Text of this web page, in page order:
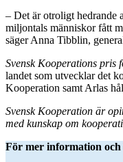
– Det är otroligt hedrande
miljontals människor fått
säger Anna Tibblin,
Svensk Kooperations pris
landet som utvecklar det
Kooperation samt Arlas
Svensk Kooperation är
med kunskap om
För mer information